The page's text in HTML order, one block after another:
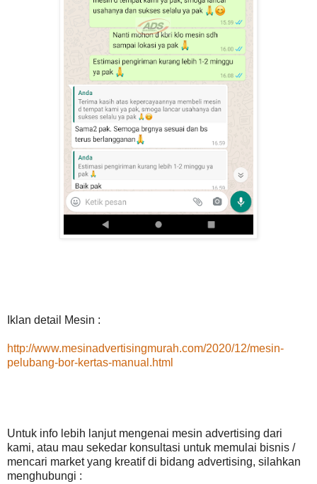
Iklan detail Mesin :
http://www.mesinadvertisingmurah.com/2020/12/mesin-
pelubang-bor-kertas-manual.html
Untuk info lebih lanjut mengenai mesin advertising dari
kami, atau mau sekedar konsultasi untuk memulai bisnis /
mencari market yang kreatif di bidang advertising, silahkan
menghubungi :